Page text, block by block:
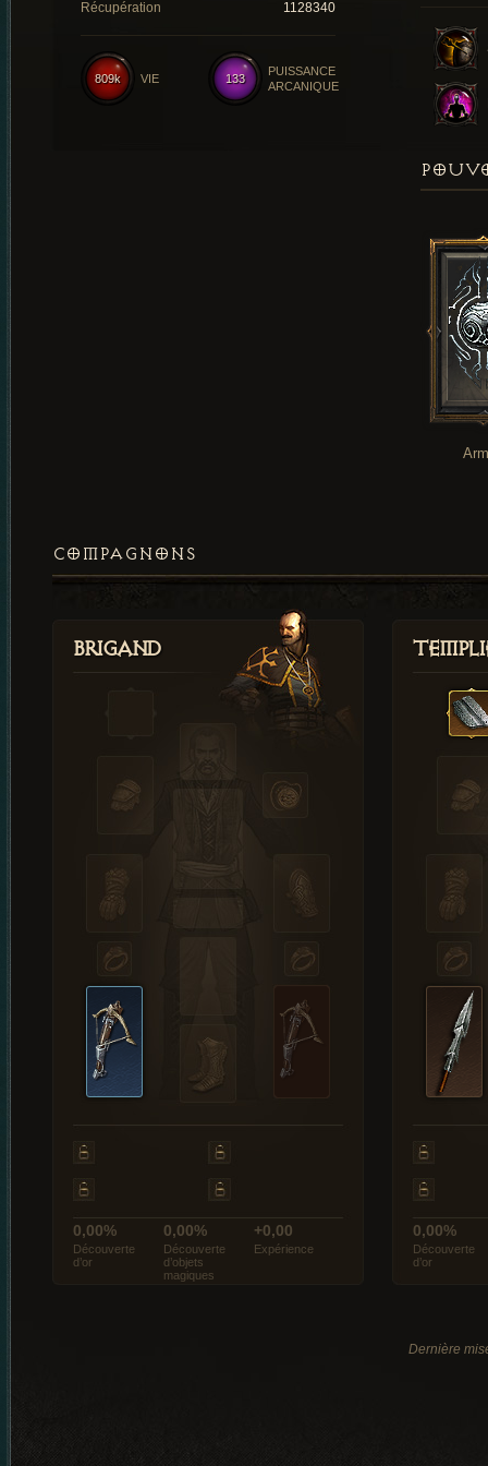
Récupération
1128340
133
PUISSANCE
ARCANIQUE
809k VIE
COMPAGNONS
Brigand
0,00%
Découverte
d’or
0,00%
Découverte
d’objets
magiques
+0,00
Expérience
0,00%
Découverte
d’or
Dernière